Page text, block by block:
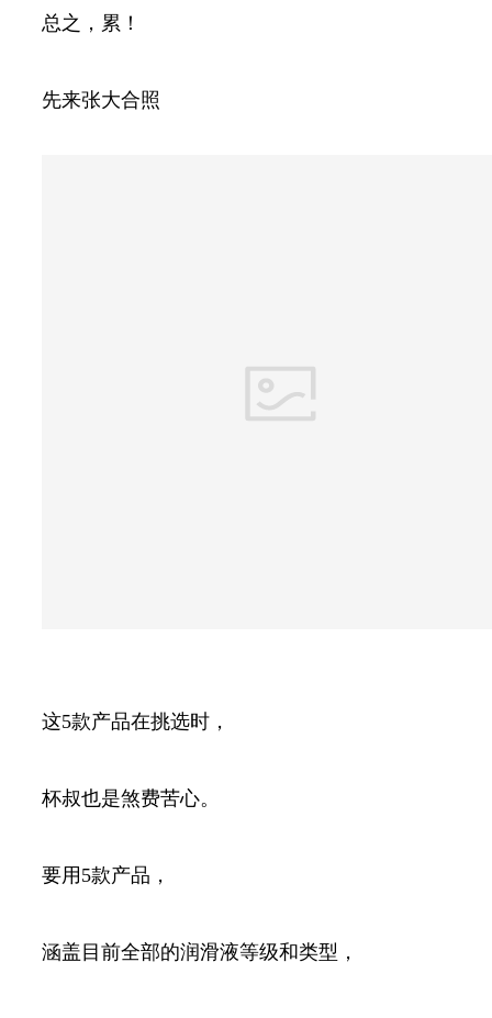
总之，累！
先来张大合照
这5款产品在挑选时，
杯叔也是煞费苦心。
要用5款产品，
涵盖目前全部的润滑液等级和类型，